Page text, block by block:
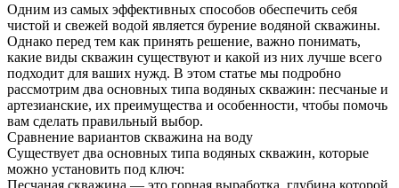
Одним из самых эффективных способов обеспечить себя
чистой и свежей водой является бурение водяной скважины.
Однако перед тем как принять решение, важно понимать,
какие виды скважин существуют и какой из них лучше всего
подходит для ваших нужд. В этом статье мы подробно
рассмотрим два основных типа водяных скважин: песчаные и
артезианские, их преимущества и особенности, чтобы помочь
вам сделать правильный выбор.
Сравнение вариантов скважина на воду
Существует два основных типа водяных скважин, которые
можно установить под ключ:
Песчаная скважина — это горная выработка, глубина которой